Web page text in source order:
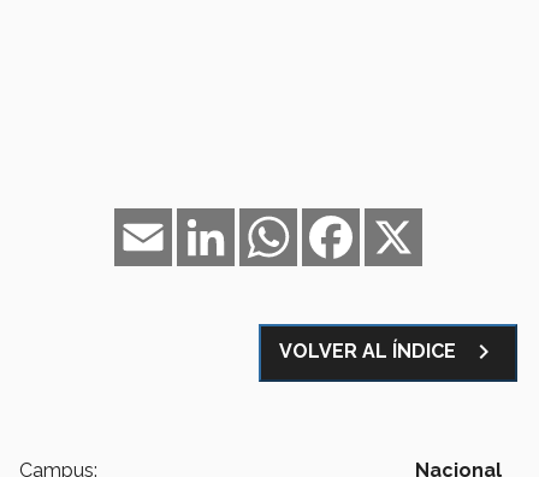
Facebook
WhatsApp
LinkedIn
Email
VOLVER AL ÍNDICE navigate_next
Campus: Nacional